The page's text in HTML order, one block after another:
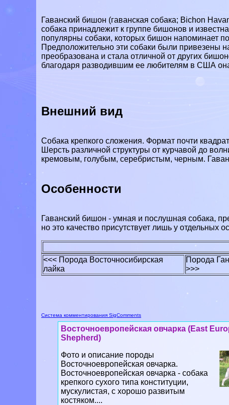
Гаванский бишон (гаванская собака; Bichon
собака принадлежит к группе бишонов и
популярны собаки, которых бишон напоминает
Предположительно эти собаки были привезены
преобразована и стала отличной от других
благодаря разводившим ее любителям в США
Внешний вид
Собака крепкого сложения. Формат почти
Шерсть различной структуры от курчавой до
кремовым, гoлyбым, серебристым, черным.
Особенности
Гаванский бишон - умная и послушная собака,
но это качество присутствует лишь у отдельных
<<< Порода Восточносибирская
лайка
Порода
>>>
Система комментирования SigComments
Восточноевропейская овчарка (East
Shepherd)
Фото и описание породы
Восточноевропейская овчарка.
Восточноевропейская овчарка - собака
крепкого сухого типа конституции,
мускулистая, с хорошо развитым
костяком....